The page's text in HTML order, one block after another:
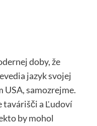
doby, že
jazyk svojej
samozrejme.
tavárišči a Ľudoví
by mohol